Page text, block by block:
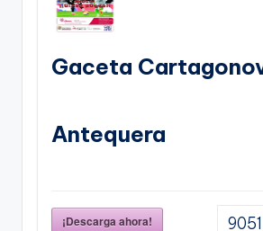
Gaceta
Antequera
¡Descarga ahora! 9051